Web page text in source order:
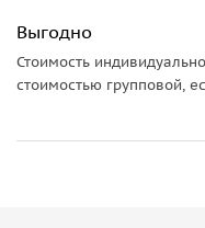
Выгодно
Стоимость
стоимостью групповой,